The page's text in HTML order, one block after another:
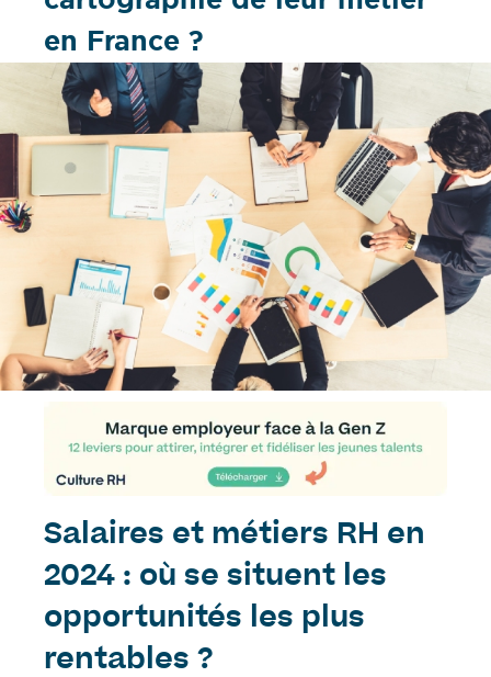
en France ?
Salaires et métiers RH en
2024 : où se situent les
opportunités les plus
rentables ?